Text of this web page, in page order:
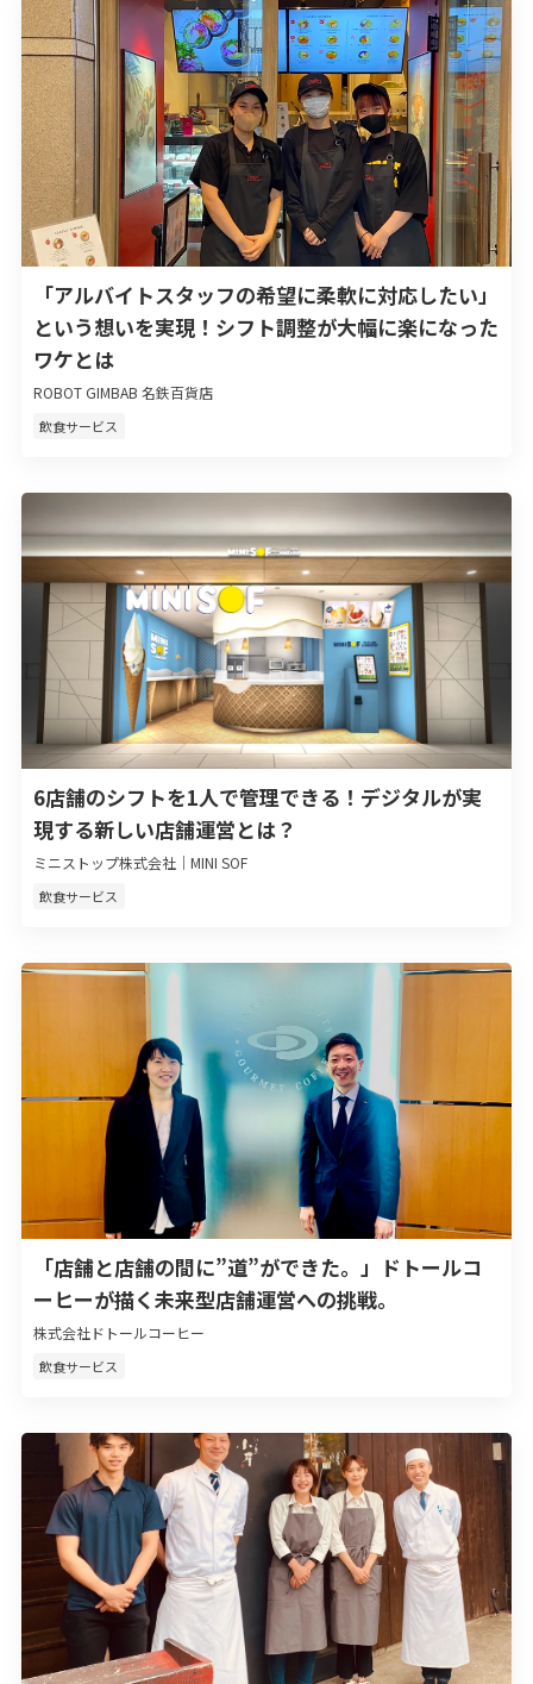
「アルバイトスタッフの希望に柔軟に対応したい」
という想いを実現！シフト調整が大幅に楽になった
ワケとは
ROBOT GIMBAB 名鉄百貨店
飲食サービス
6店舗のシフトを1人で管理できる！デジタルが実
現する新しい店舗運営とは？
ミニストップ株式会社｜MINI SOF
飲食サービス
「店舗と店舗の間に”道”ができた。」ドトールコ
ーヒーが描く未来型店舗運営への挑戦。
株式会社ドトールコーヒー
飲食サービス